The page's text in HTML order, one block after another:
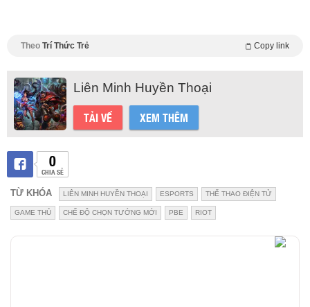
Theo Trí Thức Trẻ Copy link
Liên Minh Huyền Thoại
TẢI VỀ XEM THÊM
0
CHIA SẺ
TỪ KHÓA LIÊN MINH HUYỀN THOẠI ESPORTS THỂ THAO ĐIỆN TỬ
GAME THỦ CHẾ ĐỘ CHỌN TƯỚNG MỚI PBE RIOT